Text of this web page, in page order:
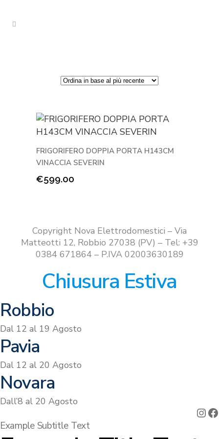
FRIGORIFERO DOPPIA PORTA H143CM
VINACCIA SEVERIN
€599.00
Copyright Nova Elettrodomestici – Via
Matteotti 12, Robbio 27038 (PV) – Tel: +39
0384 671864 – P.IVA 02003630189
Chiusura Estiva
Robbio
Dal 12 al 19 Agosto
Pavia
Dal 12 al 20 Agosto
Novara
Dall’8 al 20 Agosto
Example Subtitle Text